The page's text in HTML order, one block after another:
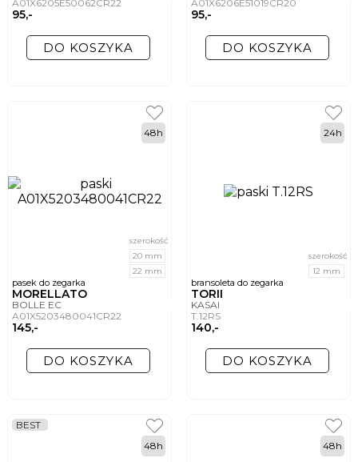
A01X6205E50062CR22
95,-
DO KOSZYKA
A01X6206E51019CR20
95,-
DO KOSZYKA
pasek do zegarka
MORELLATO
BOLLE EC
A01X5203480041CR22
145,-
szerokość
20 mm
22 mm
48h
DO KOSZYKA
bransoleta do zegarka
TORII
KASAI
T.12RS
140,-
szerokość
12 mm
24h
DO KOSZYKA
BEST
48h 48h